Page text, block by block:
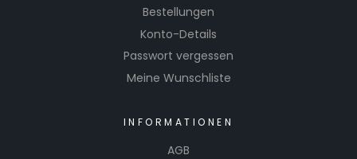
Bestellungen
Konto-Details
Passwort vergessen
Meine Wunschliste
INFORMATIONEN
AGB